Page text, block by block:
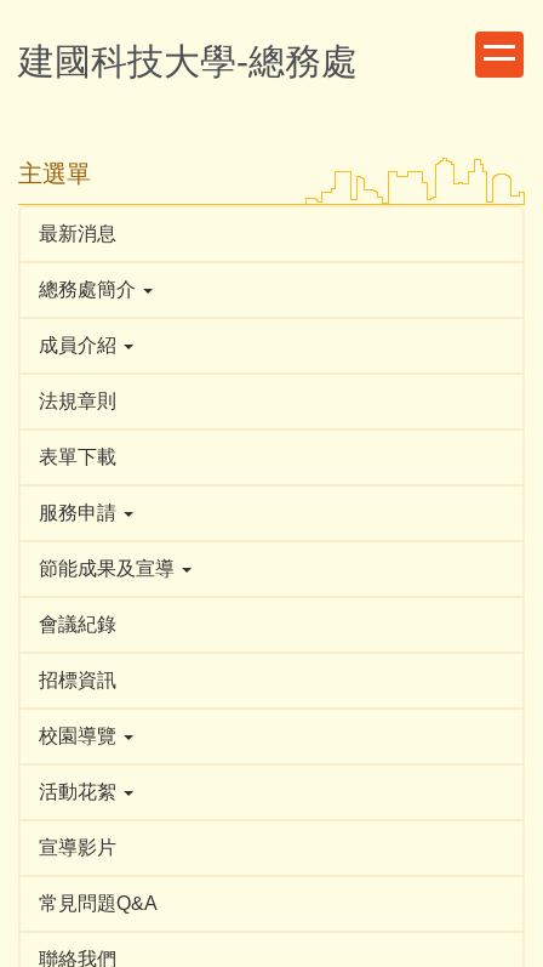
到
主
容
建國科技大學-總務處
主選單
最新消息
總務處簡介
成員介紹
法規章則
表單下載
服務申請
節能成果及宣導
會議紀錄
招標資訊
校園導覽
活動花絮
宣導影片
常見問題Q&A
聯絡我們